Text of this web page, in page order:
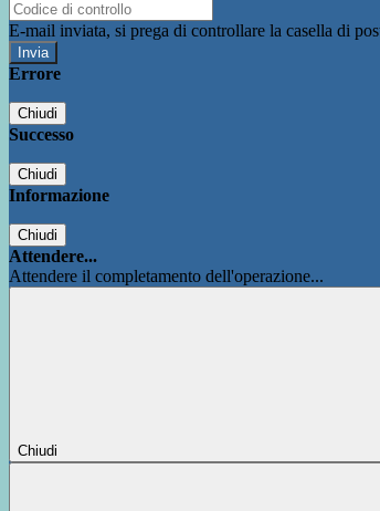
E-mail inviata, si prega di controllare la casella di
Errore
Chiudi
Successo
Chiudi
Informazione
Chiudi
Attendere...
Attendere il completamento dell'operazione...
Chiudi